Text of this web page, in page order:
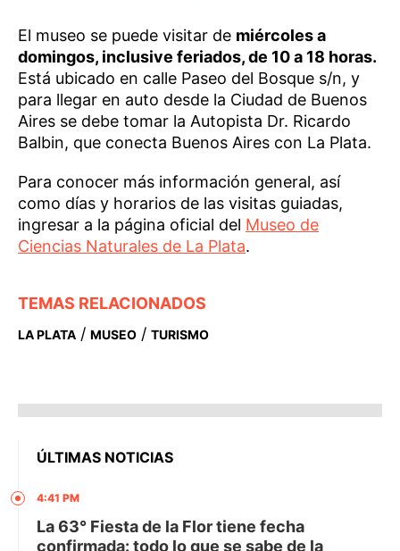
El museo se puede visitar de miércoles a
domingos, inclusive feriados, de 10 a 18 horas.
Está ubicado en calle Paseo del Bosque s/n, y
para llegar en auto desde la Ciudad de Buenos
Aires se debe tomar la Autopista Dr. Ricardo
Balbin, que conecta Buenos Aires con La Plata.
Para conocer más información general, así
como días y horarios de las visitas guiadas,
ingresar a la página oficial del Museo de
Ciencias Naturales de La Plata.
TEMAS RELACIONADOS
LA PLATA / MUSEO / TURISMO
ÚLTIMAS NOTICIAS
4:41 PM
La 63° Fiesta de la Flor tiene fecha
confirmada: todo lo que se sabe de la